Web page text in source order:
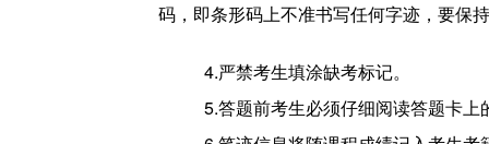
码，即条形码上不准书写任何字迹，要保
4.严禁考生填涂缺考标记。
5.答题前考生必须仔细阅读答题卡